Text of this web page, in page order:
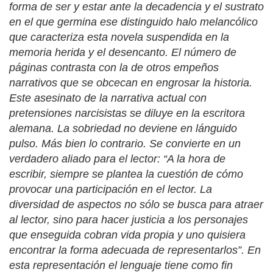
forma de ser y estar ante la decadencia y el sustrato
en el que germina ese distinguido halo melancólico
que caracteriza esta novela suspendida en la
memoria herida y el desencanto. El número de
páginas contrasta con la de otros empeños
narrativos que se obcecan en engrosar la historia.
Este asesinato de la narrativa actual con
pretensiones narcisistas se diluye en la escritora
alemana. La sobriedad no deviene en lánguido
pulso. Más bien lo contrario. Se convierte en un
verdadero aliado para el lector: “A la hora de
escribir, siempre se plantea la cuestión de cómo
provocar una participación en el lector. La
diversidad de aspectos no sólo se busca para atraer
al lector, sino para hacer justicia a los personajes
que enseguida cobran vida propia y uno quisiera
encontrar la forma adecuada de representarlos”. En
esta representación el lenguaje tiene como fin